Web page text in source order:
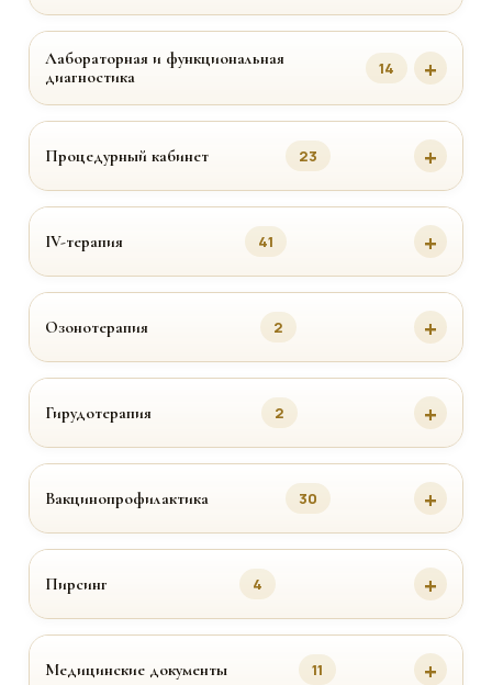
Лабораторная и функциональная
диагностика
14
Процедурный кабинет 23
IV-терапия 41
Озонотерапия 2
Гирудотерапия 2
Вакцинопрофилактика 30
Пирсинг 4
Медицинские документы 11